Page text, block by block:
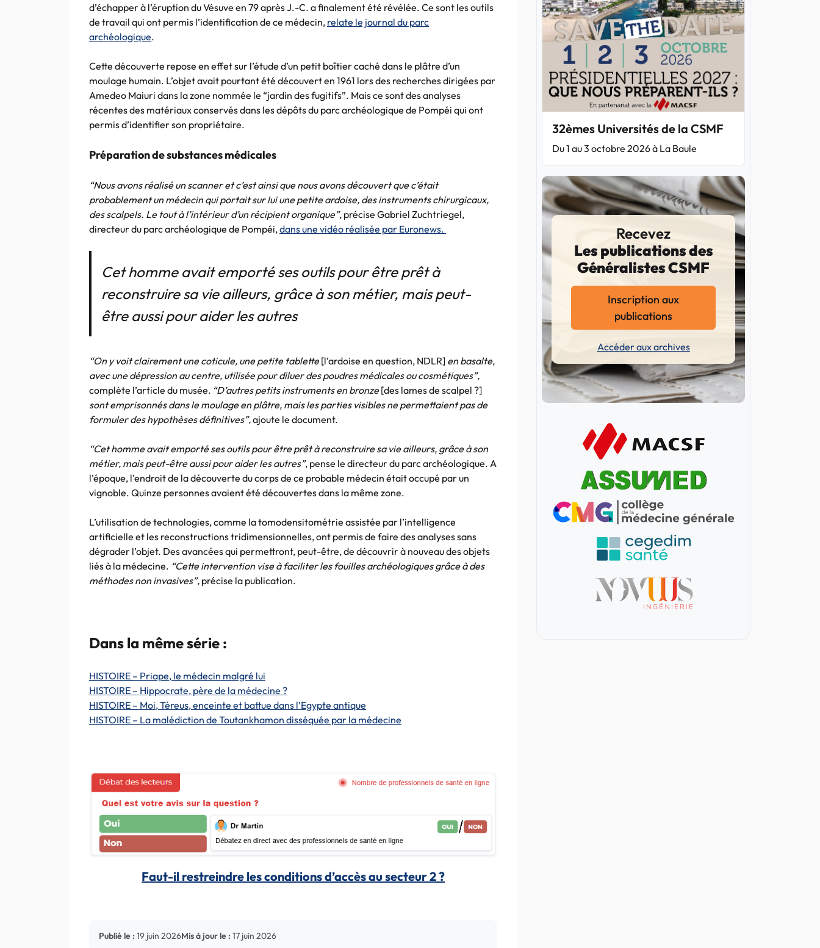
d’échapper à l’éruption du Vésuve en 79 après J.-C. a finalement été révélée. Ce sont les outils
de travail qui ont permis l’identification de ce médecin, relate le journal du parc
archéologique.
Cette découverte repose en effet sur l’étude d’un petit boîtier caché dans le plâtre d’un
moulage humain. L’objet avait pourtant été découvert en 1961 lors des recherches dirigées par
Amedeo Maiuri dans la zone nommée le “jardin des fugitifs”. Mais ce sont des analyses
récentes des matériaux conservés dans les dépôts du parc archéologique de Pompéi qui ont
permis d’identifier son propriétaire.
Préparation de substances médicales
“Nous avons réalisé un scanner et c’est ainsi que nous avons découvert que c’était
probablement un médecin qui portait sur lui une petite ardoise, des instruments chirurgicaux,
des scalpels. Le tout à l’intérieur d’un récipient organique”, précise Gabriel Zuchtriegel,
directeur du parc archéologique de Pompéi,dans une vidéo réalisée par Euronews.
Cet homme avait emporté ses outils pour être prêt à
reconstruire sa vie ailleurs, grâce à son métier, mais peut-
être aussi pour aider les autres
“On y voit clairement une coticule, une petite tablette[l’ardoise en question, NDLR] en basalte,
avec une dépression au centre, utilisée pour diluer des poudres médicales ou cosmétiques”,
complète l’article du musée. “D’autres petits instruments en bronze[des lames de scalpel ?]
sont emprisonnés dans le moulage en plâtre, mais les parties visibles ne permettaient pas de
formuler des hypothèses définitives”,ajoute le document.
“Cet homme avait emporté ses outils pour être prêt à reconstruire sa vie ailleurs, grâce à son
métier, mais peut-être aussi pour aider les autres”, pense le directeur du parc archéologique. A
l’époque, l’endroit de la découverte du corps de ce probable médecin était occupé par un
vignoble. Quinze personnes avaient été découvertes dans la même zone.
L’utilisation de technologies, comme la tomodensitométrie assistée par l’intelligence
artificielle et les reconstructions tridimensionnelles, ont permis de faire des analyses sans
dégrader l’objet. Des avancées qui permettront, peut-être, de découvrir à nouveau des objets
liés à la médecine. “Cette intervention vise à faciliter les fouilles archéologiques grâce à des
méthodes non invasives”, précise la publication.
Dans la même série :
HISTOIRE – Priape, le médecin malgré lui
HISTOIRE – Hippocrate, père de la médecine ?
HISTOIRE – Moi, Téreus, enceinte et battue dans l’Egypte antique
HISTOIRE – La malédiction de Toutankhamon disséquée par la médecine
Faut-il restreindre les conditions d’accès au secteur 2 ?
Publié le : 19 juin 2026Mis à jour le : 17 juin 2026
32èmes Universités de la CSMF
Du 1 au 3 octobre 2026 à La Baule
Recevez
Les publications des
Généralistes CSMF
Inscription aux
publications
Accéder aux archives